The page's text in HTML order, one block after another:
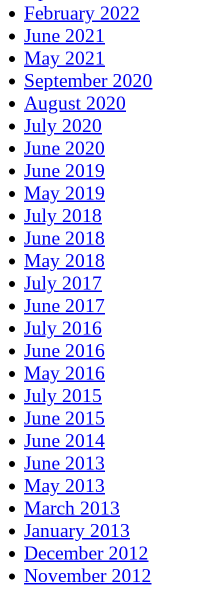
February 2022
June 2021
May 2021
September 2020
August 2020
July 2020
June 2020
June 2019
May 2019
July 2018
June 2018
May 2018
July 2017
June 2017
July 2016
June 2016
May 2016
July 2015
June 2015
June 2014
June 2013
May 2013
March 2013
January 2013
December 2012
November 2012